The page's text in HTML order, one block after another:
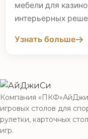
мебели для
интерьерных
Узнать больше
Компания
игровых столов для
рулетки, карточных
игр.